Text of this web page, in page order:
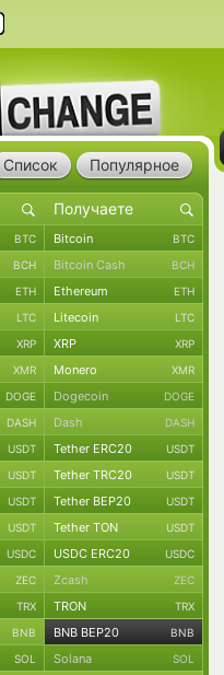
Список Популярное
BTC Bitcoin BTC
BCH Bitcoin Cash BCH
ETH Ethereum ETH
LTC Litecoin LTC
XRP XRP XRP
XMR Monero XMR
DOGE Dogecoin DOGE
DASH Dash DASH
USDT Tether ERC20 USDT
USDT Tether TRC20 USDT
USDT Tether BEP20 USDT
USDT Tether TON USDT
USDC USDC ERC20 USDC
ZEC Zcash ZEC
TRX TRON TRX
BNB BNB BEP20 BNB
SOL Solana SOL